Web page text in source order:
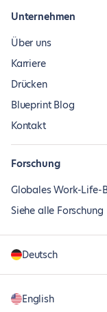
Unternehmen
Über uns
Karriere
Drücken
Blueprint Blog
Kontakt
Forschung
Globales Work-Life-
Siehe alle Forschung
Deutsch
English